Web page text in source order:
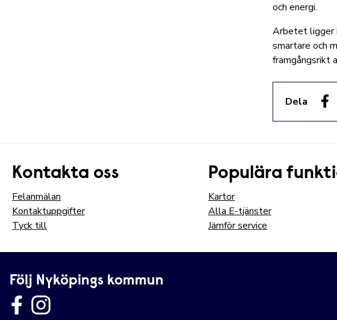
och energi.
Arbetet ligger
smartare och
framgångsrikt
Dela
Kontakta oss
Felanmälan
Kontaktuppgifter
Tyck till
Populära
Kartor
Alla E-tjänster
Jämför service
Följ Nyköpings kommun